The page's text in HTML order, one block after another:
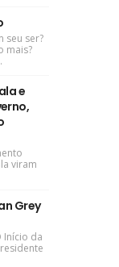
seu ser?
mais?
e
viram
Grey
Início da
residente